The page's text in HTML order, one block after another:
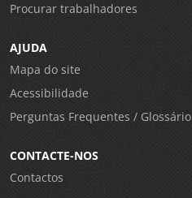
Procurar trabalhadores
AJUDA
Mapa do site
Acessibilidade
Perguntas Frequentes / Glossário
CONTACTE-NOS
Contactos